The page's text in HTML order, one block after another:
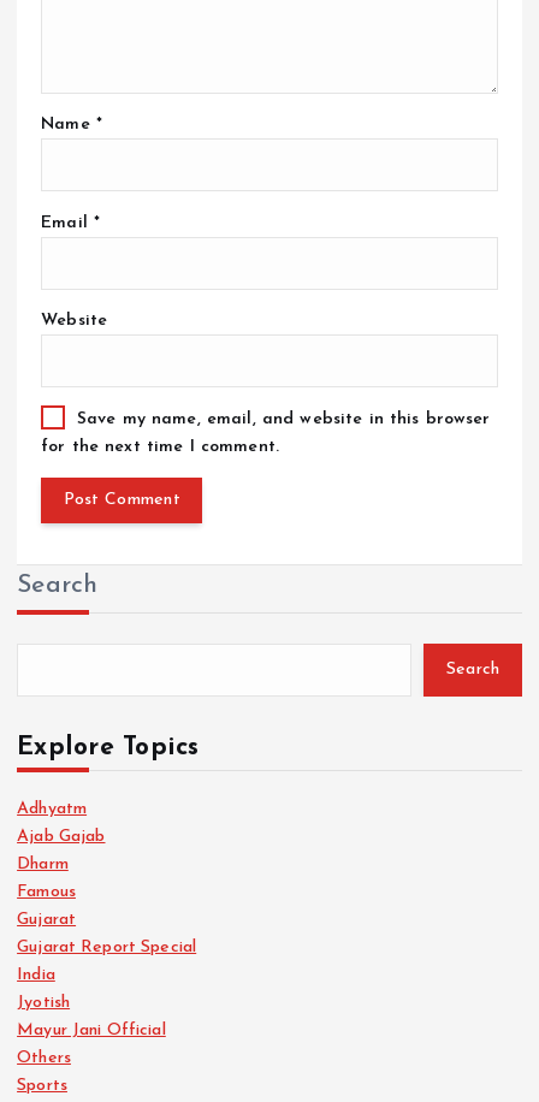
Name *
Email *
Website
Save my name, email, and website in this browser
for the next time I comment.
Search
Search
Explore Topics
Adhyatm
Ajab Gajab
Dharm
Famous
Gujarat
Gujarat Report Special
India
Jyotish
Mayur Jani Official
Others
Sports